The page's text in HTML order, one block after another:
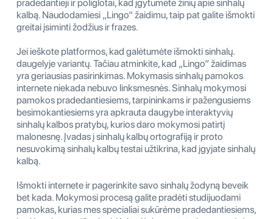
pradedantieji ir poliglotai, kad įgytumėte žinių apie sinhalų
kalbą. Naudodamiesi „Lingo“ žaidimu, taip pat galite išmokti
greitai įsiminti žodžius ir frazes.
Jei ieškote platformos, kad galėtumėte išmokti sinhalų.
daugelyje variantų. Tačiau atminkite, kad „Lingo“ žaidimas
yra geriausias pasirinkimas. Mokymasis sinhalų pamokos
internete niekada nebuvo linksmesnės. Sinhalų mokymosi
pamokos pradedantiesiems, tarpininkams ir pažengusiems
besimokantiesiems yra apkrauta daugybe interaktyvių
sinhalų kalbos pratybų, kurios daro mokymosi patirtį
malonesnę. Įvadas į sinhalų kalbų ortografiją ir proto
nesuvokimą sinhalų kalbų testai užtikrina, kad įgyjate sinhalų
kalbą.
Išmokti internete ir pagerinkite savo sinhalų žodyną beveik
bet kada. Mokymosi procesą galite pradėti studijuodami
pamokas, kurias mes specialiai sukūrėme pradedantiesiems,